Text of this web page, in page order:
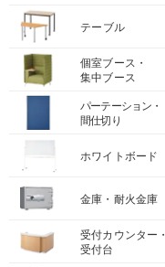
テーブル
個室ブース・
集中ブース
パーテーション・
間仕切り
ホワイトボード
金庫・耐火金庫
受付カウンター・
受付台